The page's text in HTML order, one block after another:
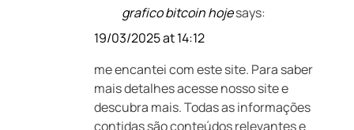
grafico bitcoin hojesays:
19/03/2025 at 14:12
me encantei com este site. Para saber
mais detalhes acesse nosso site e
descubra mais. Todas as informações
contidas são conteúdos relevantes e